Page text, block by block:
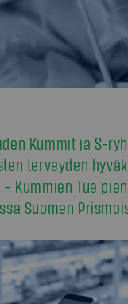
Kummit ja S-
terveyden
Kummien Tue
Suomen